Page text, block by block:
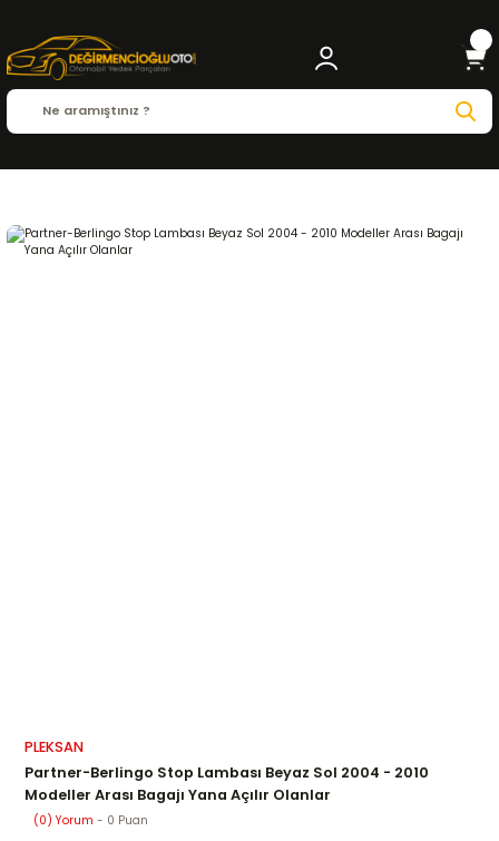
PLEKSAN
Partner-Berlingo Stop Lambası Beyaz Sol 2004 - 2010
Modeller Arası Bagajı Yana Açılır Olanlar
(0) Yorum - 0 Puan